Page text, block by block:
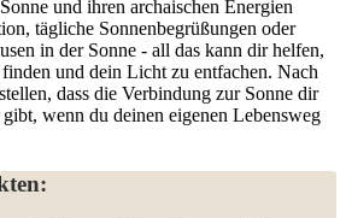
und ihren archaischen Energien
tägliche Sonnenbegrüßungen⁣ oder
in der Sonne - ‍all ⁤das kann ⁤dir ⁢helfen,⁢
⁤und dein Licht⁢ zu entfachen. Nach
dass die Verbindung zur Sonne‍ dir
wenn du deinen eigenen Lebensweg